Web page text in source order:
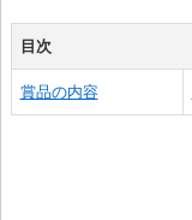
目次
賞品の内容